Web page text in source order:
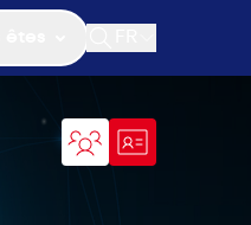
Ouvrir la